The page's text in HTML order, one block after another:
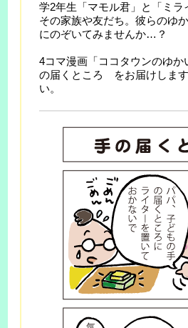
学2年生「マモル君」と「ミラ
その家族や友だち。彼らのゆ
にのぞいてみませんか…？
4コマ漫画「ココタウンのゆか
の届くところ をお届けしま
い。